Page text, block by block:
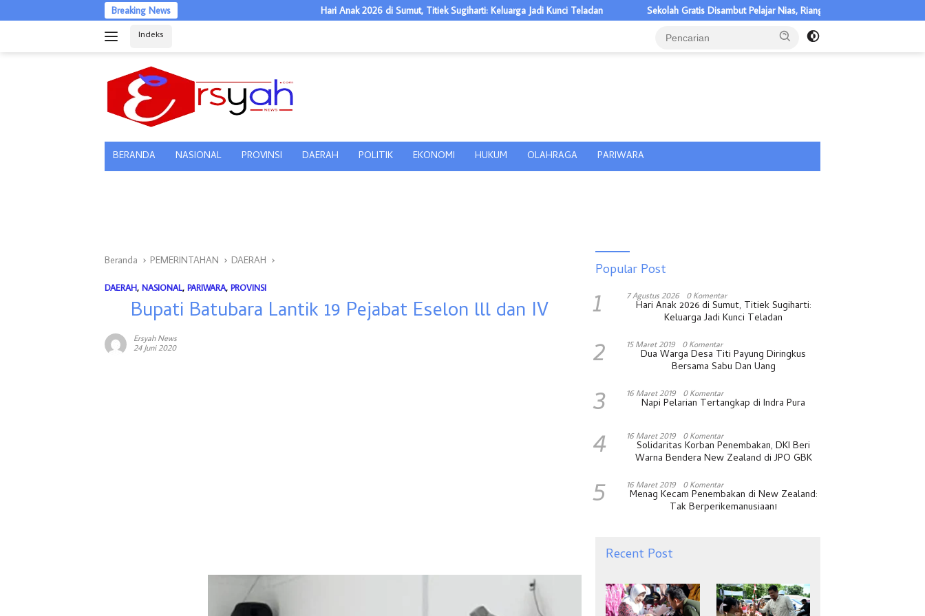
Breaking News Hari Anak 2026 di Sumut, Titiek Sugiharti: Keluarga Jadi Kunci Teladan Sekolah Gratis Disambut Pelajar Nias, Riangakab Beban Orang Tua
Indeks
BERANDA NASIONAL PROVINSI DAERAH POLITIK EKONOMI HUKUM OLAHRAGA PARIWARA
Beranda PEMERINTAHAN DAERAH
DAERAH, NASIONAL, PARIWARA, PROVINSI
Bupati Batubara Lantik 19 Pejabat Eselon lll dan IV
Ersyah News
24 Juni 2020
Popular Post
1 7 Agustus 2026 0 Komentar
Hari Anak 2026 di Sumut, Titiek Sugiharti:
Keluarga Jadi Kunci Teladan
2 15 Maret 2019 0 Komentar
Dua Warga Desa Titi Payung Diringkus
Bersama Sabu Dan Uang
3 16 Maret 2019 0 Komentar
Napi Pelarian Tertangkap di Indra Pura
4 16 Maret 2019 0 Komentar
Solidaritas Korban Penembakan, DKI Beri
Warna Bendera New Zealand di JPO GBK
5 16 Maret 2019 0 Komentar
Menag Kecam Penembakan di New Zealand:
Tak Berperikemanusiaan!
Recent Post